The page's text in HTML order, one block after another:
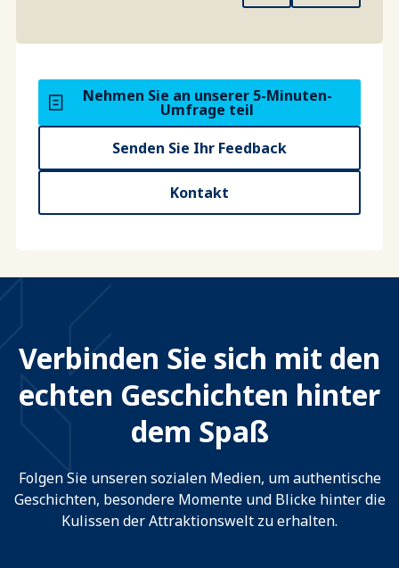
Nehmen Sie an unserer 5-Minuten-
Umfrage teil
Senden Sie Ihr Feedback
Kontakt
Verbinden Sie sich mit den
echten Geschichten hinter
dem Spaß
Folgen Sie unseren sozialen Medien, um authentische
Geschichten, besondere Momente und Blicke hinter die
Kulissen der Attraktionswelt zu erhalten.